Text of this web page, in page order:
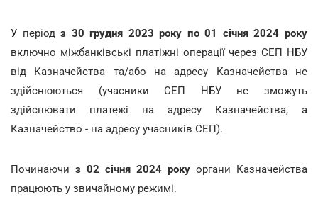
У періодз 30 грудня 2023 року по 01 січня 2024 року
включно міжбанківські платіжні операції через СЕП НБУ
від Казначейства та/або на адресу Казначейства не
здійснюються (учасники СЕП НБУ не зможуть
здійснювати платежі на адресу Казначейства, а
Казначейство - на адресу учасників СЕП).
Починаючи з 02 січня 2024 року органи Казначейства
працюють у звичайному режимі.